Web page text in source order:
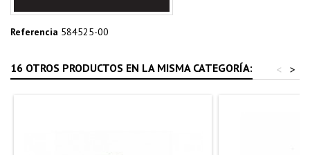
Referencia 584525-00
16 OTROS PRODUCTOS EN LA MISMA CATEGORÍA: >
<